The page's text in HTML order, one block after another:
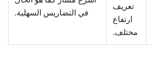
تعريف
ارتفاع
مختلف.
في التضاريس السهلية.